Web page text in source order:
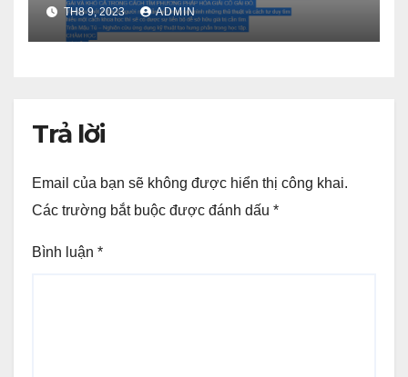
TH8 9, 2023 ADMIN
Trả lời
Email của bạn sẽ không được hiển thị công khai.
Các trường bắt buộc được đánh dấu *
Bình luận *